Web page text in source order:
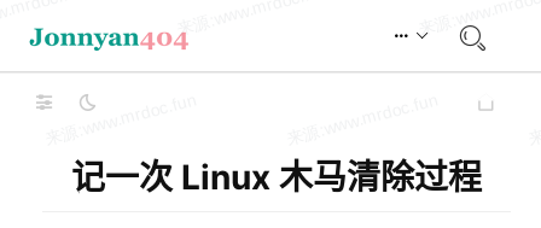
记一次 Linux 木马清除过程